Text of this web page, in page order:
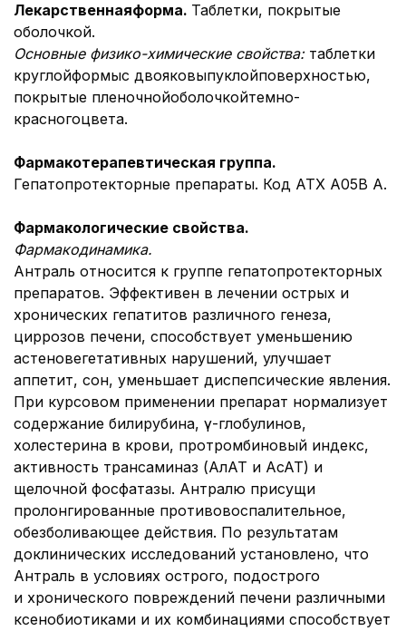
Лекарственнаяформа. Таблетки, покрытые
оболочкой.
Основные физико-химические свойства: таблетки
круглойформыс двояковыпуклойповерхностью,
покрытые пленочнойоболочкойтемно-
красногоцвета.
Фармакотерапевтичеcкая группа.
Гепатопротекторные препараты. Код АТХ А05В А.
Фармакологические свойства.
Фармакодинамика.
Антраль относится к группе гепатопротекторных
препаратов. Эффективен в лечении острых и
хронических гепатитов различного генеза,
циррозов печени, способствует уменьшению
астеновегетативных нарушений, улучшает
аппетит, сон, уменьшает диспепсические явления.
При курсовом применении препарат нормализует
содержание билирубина, γ-глобулинов,
холестерина в крови, протромбиновый индекс,
активность трансаминаз (АлАТ и АсАТ) и
щелочной фосфатазы. Антралю присущи
пролонгированные противовоспалительное,
обезболивающее действия. По результатам
доклинических исследований установлено, что
Антраль в условиях острого, подострого
и хронического повреждений печени различными
ксенобиотиками и их комбинациями способствует